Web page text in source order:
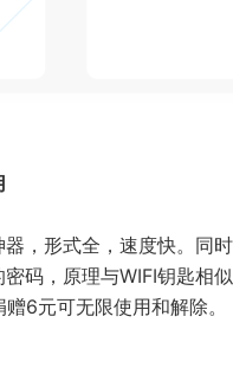
，形式全，速度快。同
码，原理与WIFI钥匙相
6元可无限使用和解除。